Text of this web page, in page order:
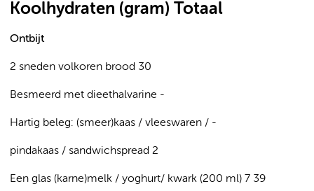
Koolhydraten (gram) Totaal
Ontbijt
2 sneden volkoren brood 30
Besmeerd met dieethalvarine -
Hartig beleg: (smeer)kaas / vleeswaren / -
pindakaas / sandwichspread 2
Een glas (karne)melk / yoghurt/ kwark (200 ml) 7 39